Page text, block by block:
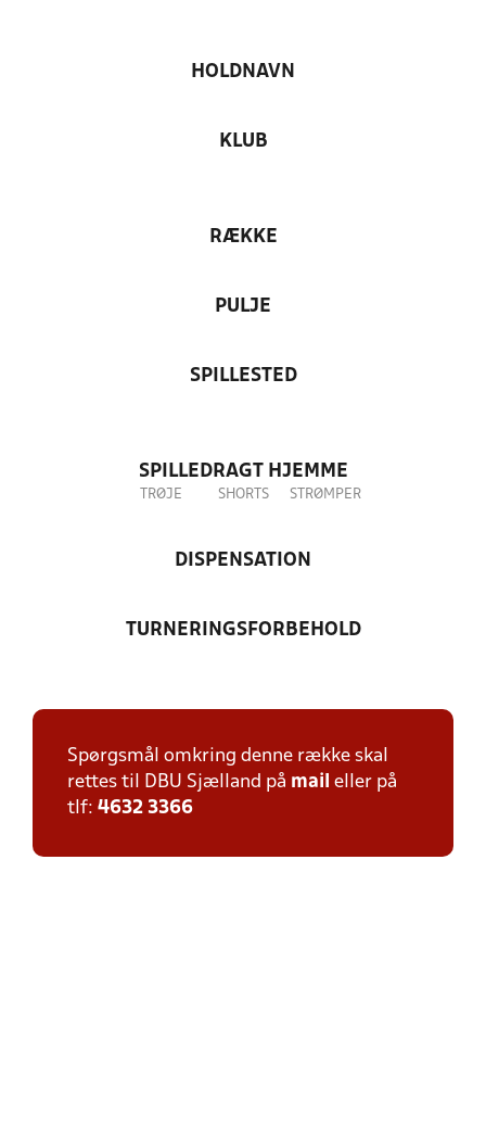
HOLDNAVN
KLUB
RÆKKE
PULJE
SPILLESTED
SPILLEDRAGT HJEMME
TRØJE SHORTS STRØMPER
DISPENSATION
TURNERINGSFORBEHOLD
Spørgsmål omkring denne række skal
rettes til DBU Sjælland på mail eller på
tlf: 4632 3366